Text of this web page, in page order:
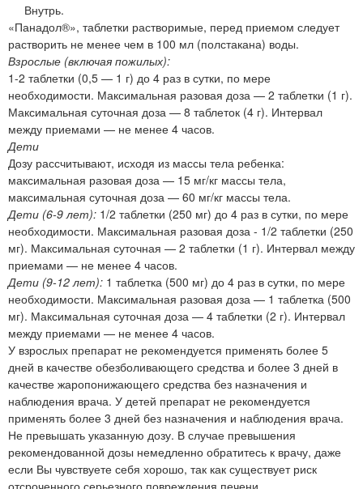
Внутрь.
«Панадол®», таблетки растворимые, перед приемом следует
растворить не менее чем в 100 мл (полстакана) воды.
Взрослые (включая пожилых):
1-2 таблетки (0,5 — 1 г) до 4 раз в сутки, по мере
необходимости. Максимальная разовая доза — 2 таблетки (1 г).
Максимальная суточная доза — 8 таблеток (4 г). Интервал
между приемами — не менее 4 часов.
Дети
Дозу рассчитывают, исходя из массы тела ребенка:
максимальная разовая доза — 15 мг/кг массы тела,
максимальная суточная доза — 60 мг/кг массы тела.
Дети (6-9 лет): 1/2 таблетки (250 мг) до 4 раз в сутки, по мере
необходимости. Максимальная разовая доза - 1/2 таблетки (250
мг). Максимальная суточная — 2 таблетки (1 г). Интервал между
приемами — не менее 4 часов.
Дети (9-12 лет): 1 таблетка (500 мг) до 4 раз в сутки, по мере
необходимости. Максимальная разовая доза — 1 таблетка (500
мг). Максимальная суточная доза — 4 таблетки (2 г). Интервал
между приемами — не менее 4 часов.
У взрослых препарат не рекомендуется применять более 5
дней в качестве обезболивающего средства и более 3 дней в
качестве жаропонижающего средства без назначения и
наблюдения врача. У детей препарат не рекомендуется
применять более 3 дней без назначения и наблюдения врача.
Не превышать указанную дозу. В случае превышения
рекомендованной дозы немедленно обратитесь к врачу, даже
если Вы чувствуете себя хорошо, так как существует риск
отсроченного серьезного повреждения печени.